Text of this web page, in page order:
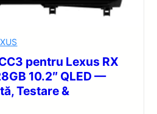
pentru Lexus RX
10.2″ QLED —
Testare &